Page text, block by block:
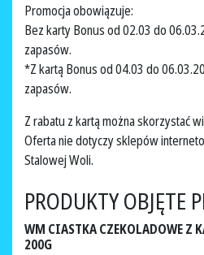
Promocja obowiązuje:
Bez karty Bonus od 02.03 do
zapasów.
*Z kartą Bonus od 04.03 do
zapasów.
Z rabatu z kartą można skorzystać
Oferta nie dotyczy sklepów
Stalowej Woli.
PRODUKTY OBJĘTE
WM CIASTKA CZEKOLADOWE Z
200G